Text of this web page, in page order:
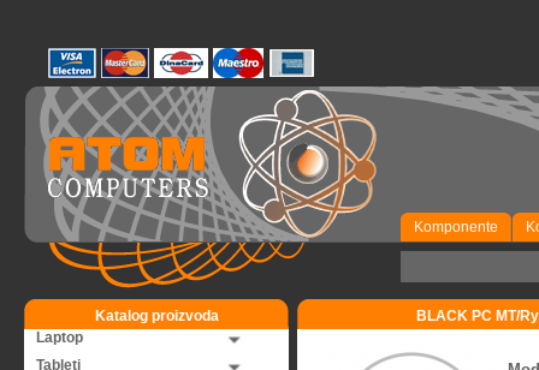
Komponente
Katalog proizvoda
Laptop
Tableti
BLACK PC MT/